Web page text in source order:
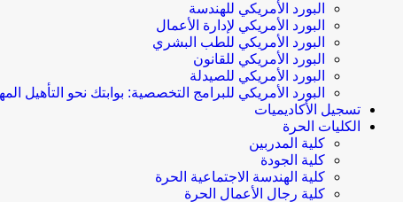
البورد الأمريكي للهندسة
البورد الأمريكي لإدارة الأعمال
البورد الأمريكي للطب البشري
البورد الأمريكي للقانون
البورد الأمريكي للصيدلة
البورد الأمريكي للبرامج التخصصية: بوابتك نحو التأهيل
تسجيل الأكاديميات
الكليات الحرة
كلية المدربين
كلية الجودة
كلية الهندسة الاجتماعية الحرة
كلية رجال الأعمال الحرة